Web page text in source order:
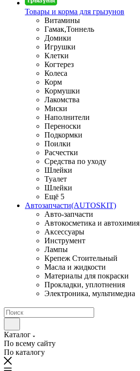
Товары и корма для грызунов
Витамины
Гамак,Тоннель
Домики
Игрушки
Клетки
Когтерез
Колеса
Корм
Кормушки
Лакомства
Миски
Наполнители
Переноски
Подкормки
Поилки
Расчестки
Средства по уходу
Шлейки
Туалет
Шлейки
Ещё 5
Автозапчасти(AUTOSKIT)
Авто-запчасти
Автокосметика и автохимия
Аксессуары
Инструмент
Лампы
Крепеж Стоительный
Масла и жидкости
Материалы для покраски
Прокладки, уплотнения
Электроника, мультимедиа
Каталог
По всему сайту
По каталогу